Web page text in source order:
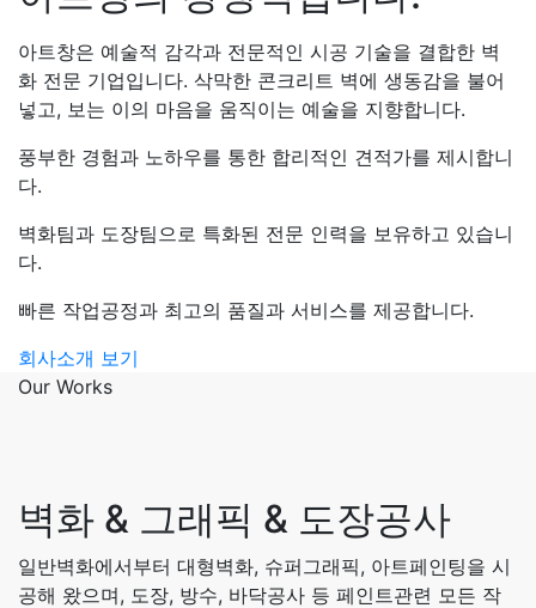
아트창은 예술적 감각과 전문적인 시공 기술을 결합한 벽
화 전문 기업입니다. 삭막한 콘크리트 벽에 생동감을 불어
넣고, 보는 이의 마음을 움직이는 예술을 지향합니다.
풍부한 경험과 노하우를 통한 합리적인 견적가를 제시합니
다.
벽화팀과 도장팀으로 특화된 전문 인력을 보유하고 있습니
다.
빠른 작업공정과 최고의 품질과 서비스를 제공합니다.
회사소개 보기
Our Works
벽화 & 그래픽 & 도장공사
일반벽화에서부터 대형벽화, 슈퍼그래픽, 아트페인팅을 시
공해 왔으며, 도장, 방수, 바닥공사 등 페인트관련 모든 작